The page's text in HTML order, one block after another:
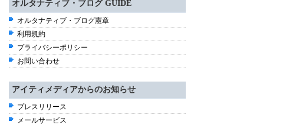
オルタナティブ・ブログ GUIDE
オルタナティブ・ブログ憲章
利用規約
プライバシーポリシー
お問い合わせ
アイティメディアからのお知らせ
プレスリリース
メールサービス